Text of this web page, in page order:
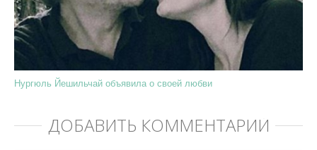
Нургюль Йешильчай объявила о своей любви
ДОБАВИТЬ КОММЕНТАРИЙ